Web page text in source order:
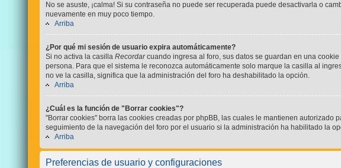
No se asuste, ¡calma! Si su contraseña no puede ser recuperada puede desactivarla o
nuevamente en muy poco tiempo.
Arriba
¿Por qué mi sesión de usuario expira automáticamente?
Si no activa la casillaRecordarcuando ingresa al foro, sus datos se guardan en una
persona. Para que el sistema le reconozca automáticamente solo marque la casilla al
no ve la casilla, significa que la administración del foro ha deshabilitado la opción.
Arriba
¿Cuál es la función de "Borrar cookies"?
"Borrar cookies" borra las cookies creadas por phpBB, las cuales le mantienen autorizado
seguimiento de la navegación del foro por el usuario si la administración ha habilitado la
Arriba
Preferencias de usuario y configuraciones